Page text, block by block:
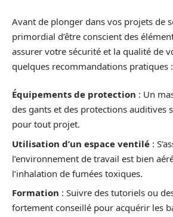
Avant de plonger dans vos projets de
primordial d’être conscient des
assurer votre sécurité et la qualité de
quelques recommandations pratiques :
Équipements de protection : Un
des gants et des protections auditives
pour tout projet.
Utilisation d’un espace ventilé :
l’environnement de travail est bien
l’inhalation de fumées toxiques.
Formation : Suivre des tutoriels ou
fortement conseillé pour acquérir les